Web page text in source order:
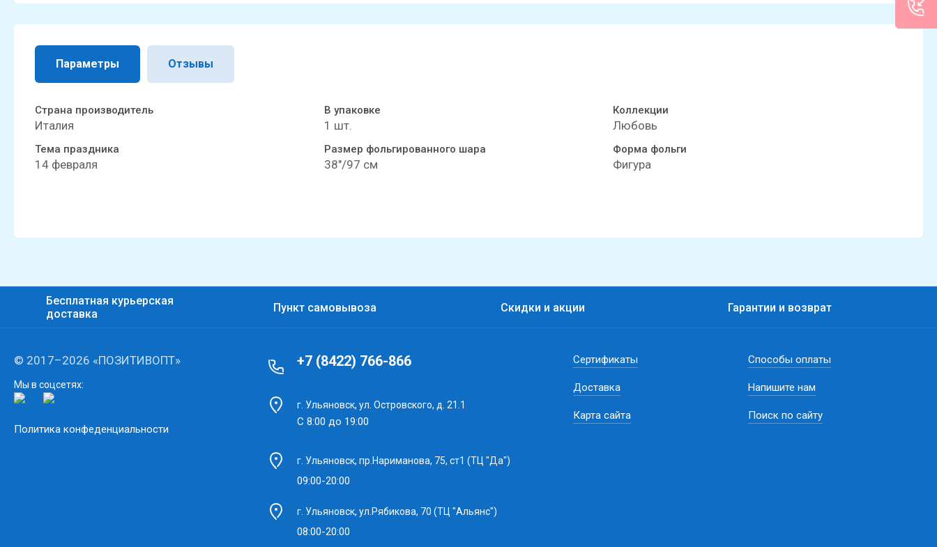
Параметры Отзывы
Страна производитель
Италия
В упаковке
1 шт.
Коллекции
Любовь
Тема праздника
14 февраля
Размер фольгированного шара
38"/97 см
Форма фольги
Фигура
Бесплатная курьерская
доставка
Пункт самовывоза Скидки и акции Гарантии и возврат
© 2017–2026 «ПОЗИТИВОПТ»
Мы в соцсетях:
Политика конфеденциальности
+7 (8422) 766-866
г. Ульяновск, ул. Островского, д. 21.1
С 8:00 до 19:00
г. Ульяновск, пр.Нариманова, 75, ст1 (ТЦ "Да")
09:00-20:00
г. Ульяновск, ул.Рябикова, 70 (ТЦ "Альянс")
08:00-20:00
Сертификаты Способы оплаты
Доставка Напишите нам
Карта сайта Поиск по сайту